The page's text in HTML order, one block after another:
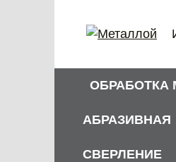
ОБРАБОТКА
АБРАЗИВНАЯ
СВЕРЛЕНИЕ